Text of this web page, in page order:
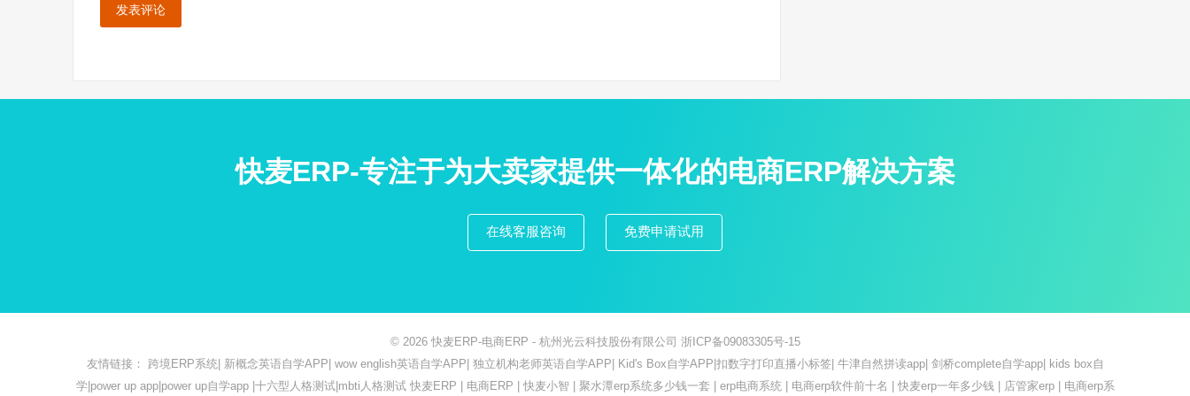
快麦ERP-专注于为大卖家提供一体化的电商ERP解决方案
在线客服咨询 免费申请试用
© 2026 快麦ERP-电商ERP - 杭州光云科技股份有限公司 浙ICP备09083305号-15
友情链接： 跨境ERP系统| 新概念英语自学APP| wow english英语自学APP| 独立机构老师英语自学APP| Kid's Box自学APP|扣数字打印直播小标签| 牛津自然拼读app| 剑桥complete自学app| kids box自
学|power up app|power up自学app|十六型人格测试|mbti人格测试 快麦ERP | 电商ERP | 快麦小智 | 聚水潭erp系统多少钱一套 | erp电商系统 | 电商erp软件前十名 | 快麦erp一年多少钱 | 店管家erp| 电商erp系